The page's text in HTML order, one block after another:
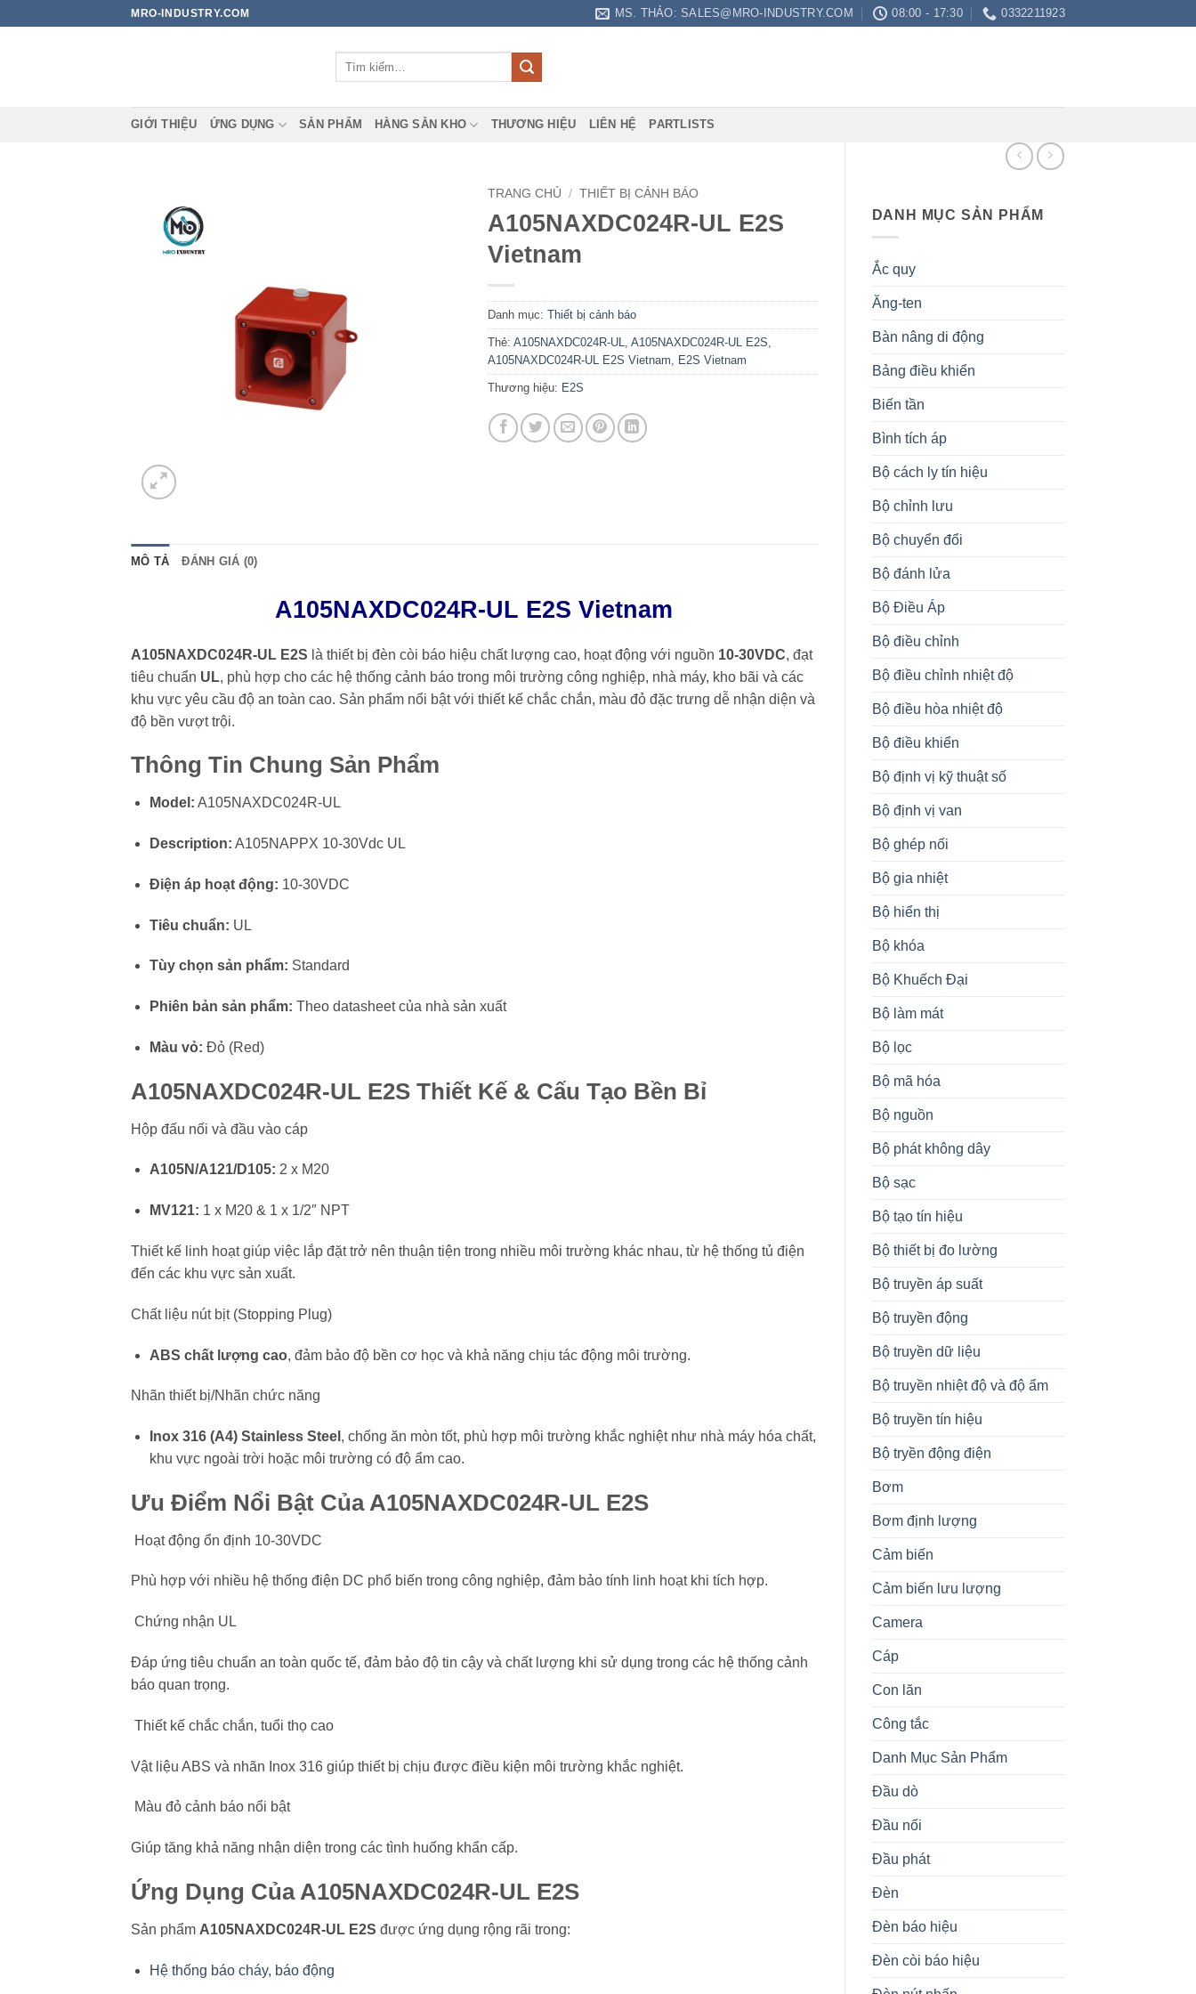
MRO-INDUSTRY.COM MS. THẢO: SALES@MRO-INDUSTRY.COM 08:00 - 17:30 0332211923
GIỚI THIỆU ỨNG DỤNG SẢN PHẨM HÀNG SẴN KHO THƯƠNG HIỆU LIÊN HỆ PARTLISTS
DANH MỤC SẢN PHẨM
Ắc quy
Ăng-ten
Bàn nâng di động
Bảng điều khiển
Biến tần
Bình tích áp
Bộ cách ly tín hiệu
Bộ chỉnh lưu
Bộ chuyển đổi
Bộ đánh lửa
Bộ Điều Áp
Bộ điều chỉnh
Bộ điều chỉnh nhiệt độ
Bộ điều hòa nhiệt độ
Bộ điều khiển
Bộ định vị kỹ thuật số
Bộ định vị van
Bộ ghép nối
Bộ gia nhiệt
Bộ hiển thị
Bộ khóa
Bộ Khuếch Đại
Bộ làm mát
Bộ lọc
Bộ mã hóa
Bộ nguồn
Bộ phát không dây
Bộ sạc
Bộ tạo tín hiệu
Bộ thiết bị đo lường
Bộ truyền áp suất
Bộ truyền động
Bộ truyền dữ liệu
Bộ truyền nhiệt độ và độ ẩm
Bộ truyền tín hiệu
Bộ tryền động điện
Bơm
Bơm định lượng
Cảm biến
Cảm biến lưu lượng
Camera
Cáp
Con lăn
Công tắc
Danh Mục Sản Phẩm
Đầu dò
Đầu nối
Đầu phát
Đèn
Đèn báo hiệu
Đèn còi báo hiệu
TRANG CHỦ / THIẾT BỊ CẢNH BÁO
A105NAXDC024R-UL E2S
Vietnam
Danh mục: Thiết bị cảnh báo
Thẻ: A105NAXDC024R-UL A105NAXDC024R-UL E2S
A105NAXDC024R-UL E2S Vietnam
E2S Vietnam
Thương hiệu: E2S
MÔ TẢ ĐÁNH GIÁ (0)
A105NAXDC024R-UL E2S Vietnam
A105NAXDC024R-UL E2S là thiết bị đèn còi báo hiệu chất lượng cao, hoạt động với nguồn 10-30VDC, đạt
tiêu chuẩn UL, phù hợp cho các hệ thống cảnh báo trong môi trường công nghiệp, nhà máy, kho bãi và các
khu vực yêu cầu độ an toàn cao. Sản phẩm nổi bật với thiết kế chắc chắn, màu đỏ đặc trưng dễ nhận diện và
độ bền vượt trội.
Thông Tin Chung Sản Phẩm
Model: A105NAXDC024R-UL
Description: A105NAPPX 10-30Vdc UL
Điện áp hoạt động: 10-30VDC
Tiêu chuẩn: UL
Tùy chọn sản phẩm: Standard
Phiên bản sản phẩm: Theo datasheet của nhà sản xuất
Màu vỏ: Đỏ (Red)
A105NAXDC024R-UL E2S Thiết Kế & Cấu Tạo Bền Bỉ
Hộp đấu nối và đầu vào cáp
A105N/A121/D105: 2 x M20
MV121: 1 x M20 & 1 x 1/2″ NPT
Thiết kế linh hoạt giúp việc lắp đặt trở nên thuận tiện trong nhiều môi trường khác nhau, từ hệ thống tủ điện
đến các khu vực sản xuất.
Chất liệu nút bịt (Stopping Plug)
ABS chất lượng cao, đảm bảo độ bền cơ học và khả năng chịu tác động môi trường.
Nhãn thiết bị/Nhãn chức năng
Inox 316 (A4) Stainless Steel , chống ăn mòn tốt, phù hợp môi trường khắc nghiệt như nhà máy hóa chất,
khu vực ngoài trời hoặc môi trường có độ ẩm cao.
Ưu Điểm Nổi Bật Của A105NAXDC024R-UL E2S
Hoạt động ổn định 10-30VDC
Phù hợp với nhiều hệ thống điện DC phổ biến trong công nghiệp, đảm bảo tính linh hoạt khi tích hợp.
Chứng nhận UL
Đáp ứng tiêu chuẩn an toàn quốc tế, đảm bảo độ tin cậy và chất lượng khi sử dụng trong các hệ thống cảnh
báo quan trọng.
Thiết kế chắc chắn, tuổi thọ cao
Vật liệu ABS và nhãn Inox 316 giúp thiết bị chịu được điều kiện môi trường khắc nghiệt.
Màu đỏ cảnh báo nổi bật
Giúp tăng khả năng nhận diện trong các tình huống khẩn cấp.
Ứng Dụng Của A105NAXDC024R-UL E2S
Sản phẩm A105NAXDC024R-UL E2S được ứng dụng rộng rãi trong:
Hệ thống báo cháy, báo động